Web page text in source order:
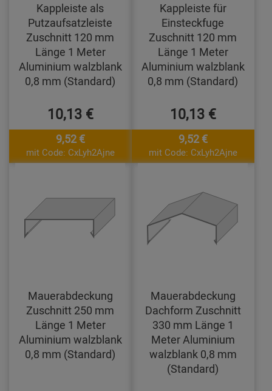
Kappleiste als
Putzaufsatzleiste
Zuschnitt 120 mm
Länge 1 Meter
Aluminium walzblank
0,8 mm (Standard)
10,13 €
9,52 €
mit Code: CxLyh2Ajne
Kappleiste für
Einsteckfuge
Zuschnitt 120 mm
Länge 1 Meter
Aluminium walzblank
0,8 mm (Standard)
10,13 €
9,52 €
mit Code: CxLyh2Ajne
Mauerabdeckung
Zuschnitt 250 mm
Länge 1 Meter
Aluminium walzblank
0,8 mm (Standard)
Mauerabdeckung
Dachform Zuschnitt
330 mm Länge 1
Meter Aluminium
walzblank 0,8 mm
(Standard)